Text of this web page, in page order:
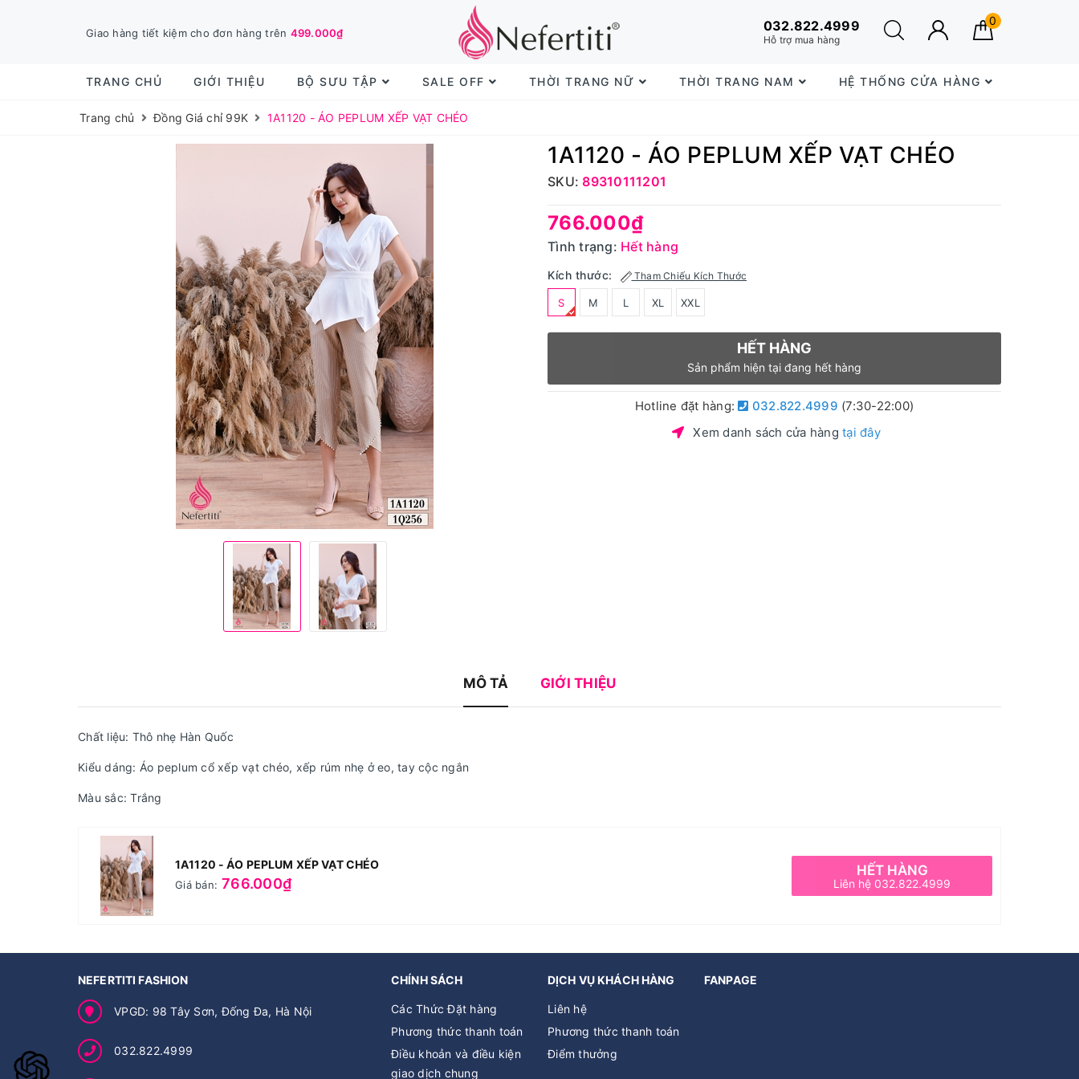
Giao hàng tiết kiệm cho đơn hàng trên 499.000₫ 032.822.4999
Hỗ trợ mua hàng
0
TRANG CHỦ GIỚI THIỆU BỘ SƯU TẬP SALE OFF THỜI TRANG NỮ THỜI TRANG NAM HỆ THỐNG CỬA HÀNG
Trang chủ Đồng Giá chỉ 99K 1A1120 - ÁO PEPLUM XẾP VẠT CHÉO
1A1120 - ÁO PEPLUM XẾP VẠT CHÉO
SKU:89310111201
766.000₫
Tình trạng: Hết hàng
Kích thước: Tham Chiếu Kích Thước
S M L XL XXL
HẾT HÀNG
Sản phẩm hiện tại đang hết hàng
Hotline đặt hàng: 032.822.4999 (7:30-22:00)
Xem danh sách cửa hàngtại đây
MÔ TẢ GIỚI THIỆU
Chất liệu: Thô nhẹ Hàn Quốc
Kiểu dáng: Áo peplum cổ xếp vạt chéo, xếp rúm nhẹ ở eo, tay cộc ngắn
Màu sắc: Trắng
1A1120 - ÁO PEPLUM XẾP VẠT CHÉO
Giá bán: 766.000₫
HẾT HÀNG
Liên hệ 032.822.4999
NEFERTITI FASHION
VPGD: 98 Tây Sơn, Đống Đa, Hà Nội
032.822.4999
CHÍNH SÁCH
Các Thức Đặt hàng
Phương thức thanh toán
Điều khoản và điều kiện
giao dịch chung
DỊCH VỤ KHÁCH HÀNG
Liên hệ
Phương thức thanh toán
Điểm thưởng
FANPAGE